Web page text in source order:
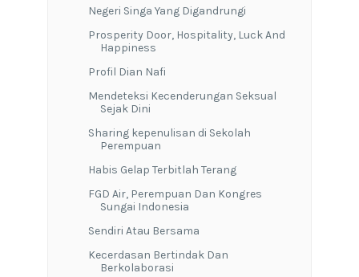
Negeri Singa Yang Digandrungi
Prosperity Door, Hospitality, Luck And
Happiness
Profil Dian Nafi
Mendeteksi Kecenderungan Seksual
Sejak Dini
Sharing kepenulisan di Sekolah
Perempuan
Habis Gelap Terbitlah Terang
FGD Air, Perempuan Dan Kongres
Sungai Indonesia
Sendiri Atau Bersama
Kecerdasan Bertindak Dan
Berkolaborasi